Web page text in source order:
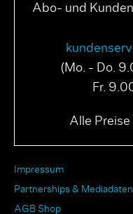
Abo- und
(Mo. - Do.
Fr.
Alle
Impressum
Partnerships &
AGB Shop